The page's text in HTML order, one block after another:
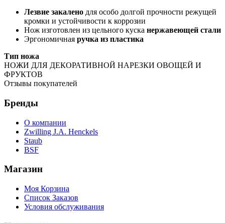
Лезвие закалено для особо долгой прочности режущей
кромки и устойчивости к коррозии
Нож изготовлен из цельного куска нержавеющей стали
Эргономичная ручка из пластика
Тип ножа
НОЖИ ДЛЯ ДЕКОРАТИВНОЙ НАРЕЗКИ ОВОЩЕЙ И
ФРУКТОВ
Отзывы покупателей
Бренды
О компании
Zwilling J.A. Henckels
Staub
BSF
Магазин
Моя Корзина
Список Заказов
Условия обслуживания